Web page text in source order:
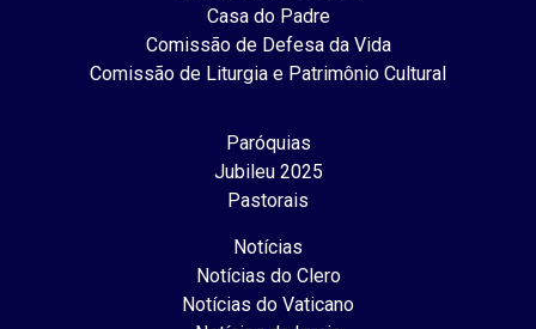
Casa do Padre
Comissão de Defesa da Vida
Comissão de Liturgia e Patrimônio Cultural
Paróquias
Jubileu 2025
Pastorais
Notícias
Notícias do Clero
Notícias do Vaticano